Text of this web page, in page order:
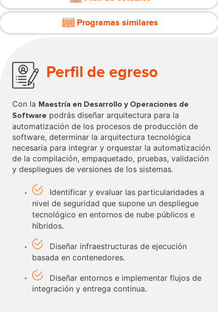
Programas similares
Perfil de egreso
Con la Maestría en Desarrollo y Operaciones de
Software podrás diseñar arquitectura para la
automatización de los procesos de producción de
software, determinar la arquitectura tecnológica
necesaria para integrar y orquestar la automatización
de la compilación, empaquetado, pruebas, validación
y despliegues de versiones de los sistemas.
Identificar y evaluar las particularidades a
nivel de seguridad que supone un despliegue
tecnológico en entornos de nube públicos e
híbridos.
Diseñar infraestructuras de ejecución
basada en contenedores.
Diseñar entornos e implementar flujos de
integración y entrega continua.